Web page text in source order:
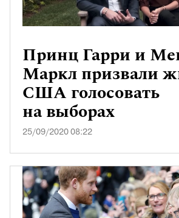
Принц Гарри и
Маркл призвали
США голосовать
на выборах
25/09/2020 08:22